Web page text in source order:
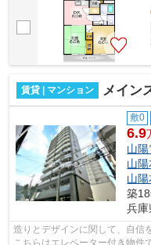
賃貸 | マンション メイン
敷0
6.9
山
山陽
山陽
築
兵庫
造りとデザインに関して、自信
こちらはエレベーター付き物件